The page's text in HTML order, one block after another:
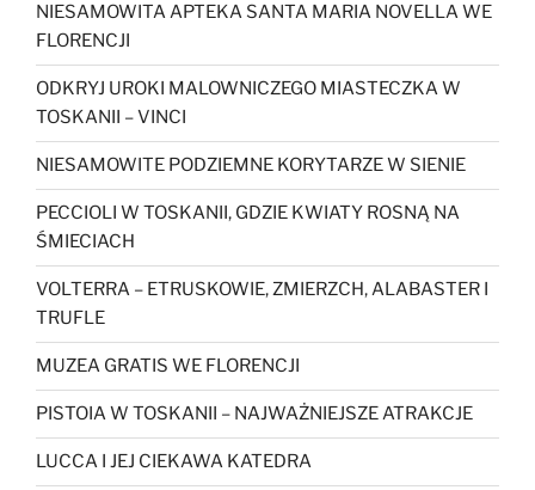
NIESAMOWITA APTEKA SANTA MARIA NOVELLA WE
FLORENCJI
ODKRYJ UROKI MALOWNICZEGO MIASTECZKA W
TOSKANII – VINCI
NIESAMOWITE PODZIEMNE KORYTARZE W SIENIE
PECCIOLI W TOSKANII, GDZIE KWIATY ROSNĄ NA
ŚMIECIACH
VOLTERRA – ETRUSKOWIE, ZMIERZCH, ALABASTER I
TRUFLE
MUZEA GRATIS WE FLORENCJI
PISTOIA W TOSKANII – NAJWAŻNIEJSZE ATRAKCJE
LUCCA I JEJ CIEKAWA KATEDRA